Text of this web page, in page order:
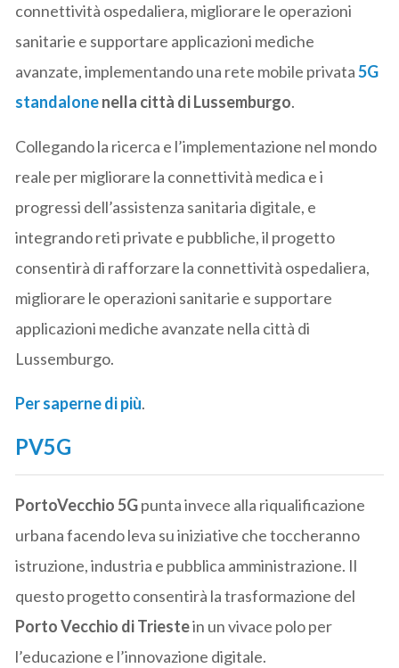
connettività ospedaliera, migliorare le operazioni
sanitarie e supportare applicazioni mediche
avanzate, implementando una rete mobile privata5G
standalonenella città di Lussemburgo.
Collegando la ricerca e l’implementazione nel mondo
reale per migliorare la connettività medica e i
progressi dell’assistenza sanitaria digitale, e
integrando reti private e pubbliche, il progetto
consentirà di rafforzare la connettività ospedaliera,
migliorare le operazioni sanitarie e supportare
applicazioni mediche avanzate nella città di
Lussemburgo.
Per saperne di più.
PV5G
PortoVecchio 5Gpunta invece alla riqualificazione
urbana facendo leva su iniziative che toccheranno
istruzione, industria e pubblica amministrazione. Il
questo progetto consentirà la trasformazione del
Porto Vecchio di Triestein un vivace polo per
l’educazione e l’innovazione digitale.